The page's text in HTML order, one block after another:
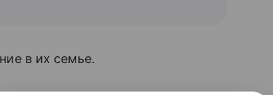
в их семье.